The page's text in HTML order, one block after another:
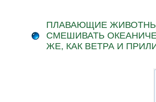
ПЛАВАЮЩИЕ
СМЕШИВАТЬ
ЖЕ, КАК ВЕТРА И